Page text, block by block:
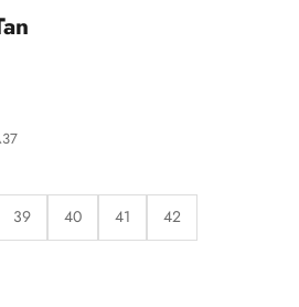
39 40 41 42